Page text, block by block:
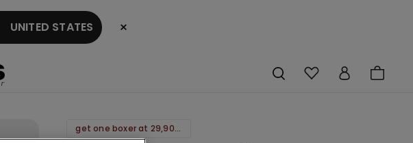
UNITED STATES ×
get one boxer at 29,90 lei